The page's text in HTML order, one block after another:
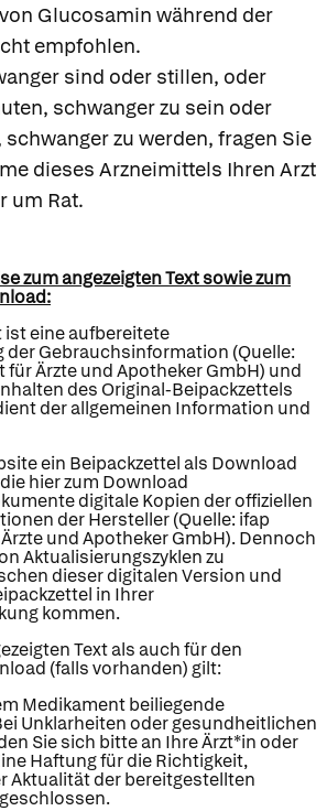
Glucosamin während der
empfohlen.
sind oder stillen, oder
schwanger zu sein oder
zu werden, fragen Sie
dieses Arzneimittels Ihren Arzt
um Rat.
zum angezeigten Text sowie zum
ist eine aufbereitete
Gebrauchsinformation (Quelle:
Ärzte und Apotheker GmbH) und
des Original-Beipackzettels
der allgemeinen Information und
ein Beipackzettel als Download
hier zum Download
digitale Kopien der offiziellen
der Hersteller (Quelle: ifap
und Apotheker GmbH). Dennoch
Aktualisierungszyklen zu
dieser digitalen Version und
in Ihrer
kommen.
Text als auch für den
(falls vorhanden) gilt:
Medikament beiliegende
Unklarheiten oder gesundheitlichen
Sie sich bitte an Ihre Ärzt*in oder
Haftung für die Richtigkeit,
Aktualität der bereitgestellten